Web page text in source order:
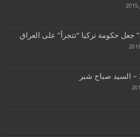
جعل حكومة تركيا “تتجرأ” على العراق